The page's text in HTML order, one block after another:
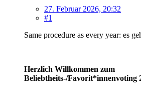
27. Februar 2026, 20:32
#1
Same procedure as every year: es
Herzlich Willkommen zum
Beliebtheits-/Favorit*innenvoting